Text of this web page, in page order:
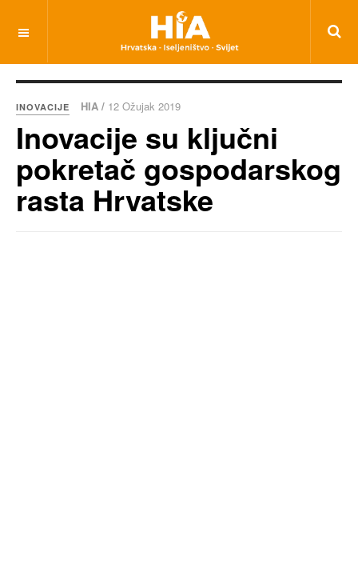
INOVACIJE HIA / 12 Ožujak 2019
Inovacije su ključni
pokretač gospodarskog
rasta Hrvatske